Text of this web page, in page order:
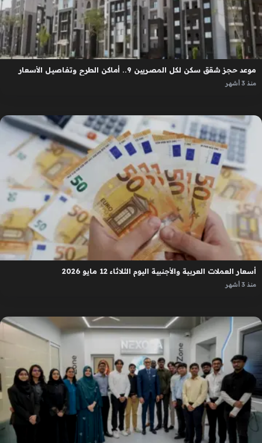
موعد حجز شقق سكن لكل المصريين 9.. أماكن الطرح وتفاصيل الأسعار
منذ 3 أشهر
أسعار العملات العربية والأجنبية اليوم الثلاثاء 12 مايو 2026
منذ 3 أشهر